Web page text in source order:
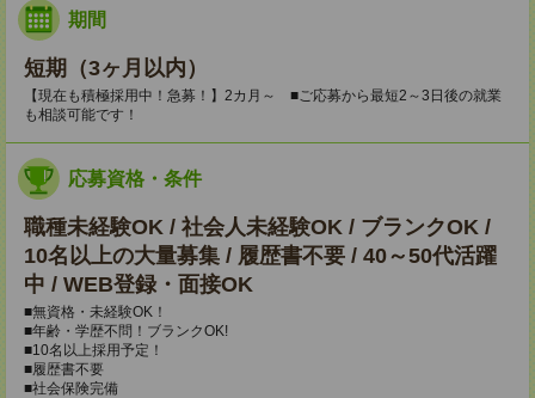
期間
短期（3ヶ月以内）
【現在も積極採用中！急募！】2カ月～ ■ご応募から最短2～3日後の就業
も相談可能です！
応募資格・条件
職種未経験OK / 社会人未経験OK / ブランクOK /
10名以上の大量募集 / 履歴書不要 / 40～50代活躍
中 / WEB登録・面接OK
■無資格・未経験OK！
■年齢・学歴不問！ブランクOK!
■10名以上採用予定！
■履歴書不要
■社会保険完備